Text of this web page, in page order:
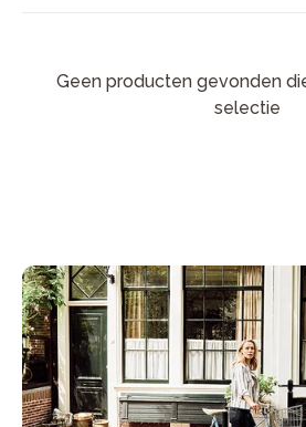
Geen producten gevonden
selectie